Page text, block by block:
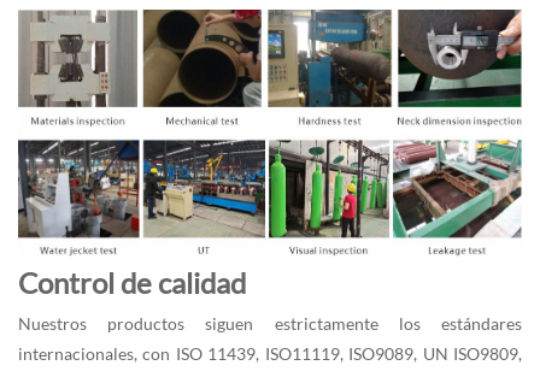
Control de calidad
Nuestros productos siguen estrictamente los estándares
internacionales, con ISO 11439, ISO11119, ISO9089, UN ISO9809,